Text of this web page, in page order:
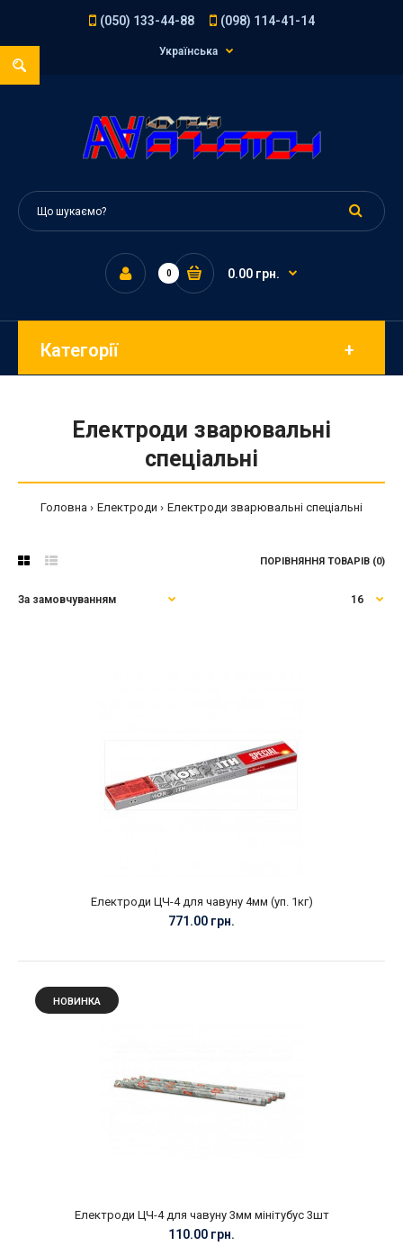
(050) 133-44-88 (098) 114-41-14
Українська
0 0.00 грн.
Категорії
Електроди зварювальні
спеціальні
Головна Електроди Електроди зварювальні спеціальні
ПОРІВНЯННЯ ТОВАРІВ (0)
Електроди ЦЧ-4 для чавуну 4мм (уп. 1кг)
771.00 грн.
НОВИНКА
Електроди ЦЧ-4 для чавуну 3мм мінітубус 3шт
110.00 грн.